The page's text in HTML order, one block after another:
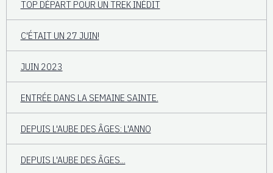
TOP DÉPART POUR UN TREK INÉDIT
C'ÉTAIT UN 27 JUIN!
JUIN 2023
ENTRÉE DANS LA SEMAINE SAINTE.
DEPUIS L'AUBE DES ÂGES: L'ANNO
DEPUIS L'AUBE DES ÂGES...